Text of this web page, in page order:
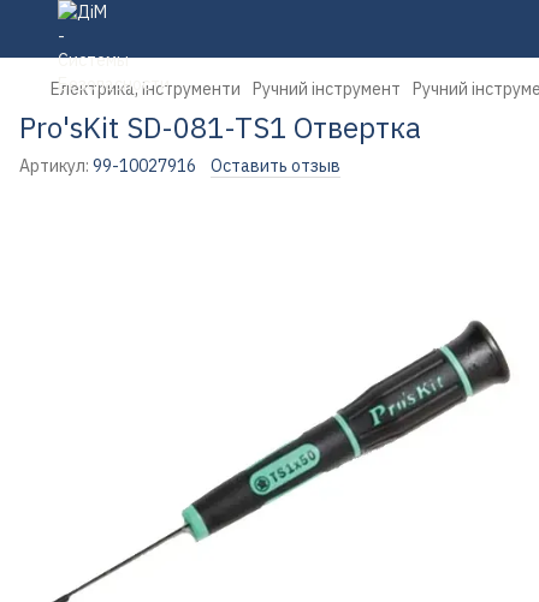
Електрика, інструменти Ручний інструмент Ручний
Pro'sKit SD-081-TS1 Отвертка
Артикул: 99-10027916 Оставить отзыв